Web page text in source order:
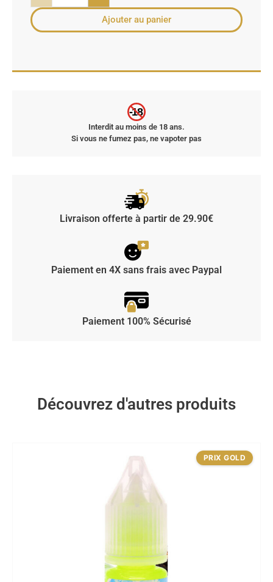
Ajouter au panier
-18
Interdit au moins de 18 ans.
Si vous ne fumez pas, ne vapoter pas
Livraison offerte à partir de 29.90€
Paiement en 4X sans frais avec Paypal
Paiement 100% Sécurisé
Découvrez d'autres produits
PRIX GOLD